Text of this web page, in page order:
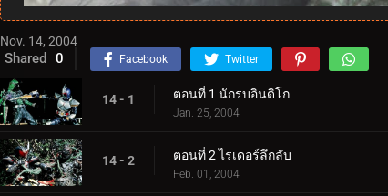
Nov. 14, 2004
Shared 0 Facebook Twitter
14 - 1 ตอนที่ 1 นักรบอินดิโก
Jan. 25, 2004
14 - 2 ตอนที่ 2 ไรเดอร์ลึกลับ
Feb. 01, 2004